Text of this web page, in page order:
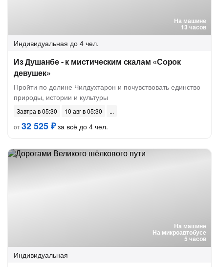
На машине
13 часов
Индивидуальная до 4 чел.
Из Душанбе - к мистическим скалам «Сорок
девушек»
Пройти по долине Чилдухтарон и почувствовать единство
природы, истории и культуры
Завтра в 05:30
10 авг в 05:30
от32 525 ₽за всё до 4 чел.
На машине
На микроавтобусе
5 часов
Индивидуальная